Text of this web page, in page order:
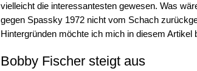
vielleicht die interessantesten gewesen. Was
gegen Spassky 1972 nicht vom Schach
Hintergründen möchte ich mich in diesem Artikel
Bobby Fischer steigt aus